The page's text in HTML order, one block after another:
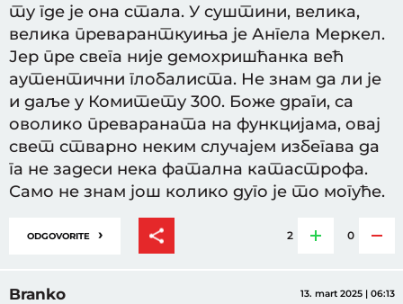
ту где је она стала. У суштини, велика,
велика преваранткуиња је Ангела Меркел.
Јер пре свега није демохришћанка већ
аутентични глобалиста. Не знам да ли је
и даље у Комитету 300. Боже драги, са
оволико превараната на функцијама, овај
свет стварно неким случајем избегава да
га не задеси нека фатална катастрофа.
Само не знам још колико дуго је то могуће.
ODGOVORITE › 2 0
Branko 13. mart 2025 | 06:13